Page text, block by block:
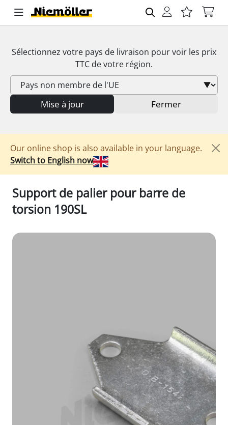
Sélectionnez votre pays de livraison pour voir les prix
TTC de votre région.
Mise à jour Fermer
Our online shop is also available in your language.
Switch to English now
Support de palier pour barre de
torsion 190SL